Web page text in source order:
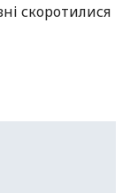
скоротилися